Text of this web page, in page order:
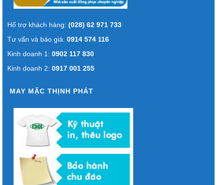
Hổ trợ khách hàng: (028) 62 971 733
Tư vấn và báo giá: 0914 574 116
Kinh doanh 1: 0902 117 830
Kinh doanh 2: 0917 001 255
MAY MẶC THỊNH PHÁT